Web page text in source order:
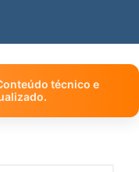
técnico e